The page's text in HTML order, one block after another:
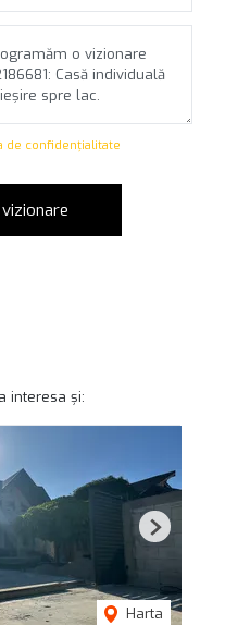
de confidențialitate
interesa și:
Harta
Next